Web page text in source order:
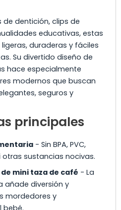
dentición, clips de
educativas, estas
duraderas y fáciles
Su divertido diseño de
hace especialmente
modernos que buscan
seguros y
principales
- Sin BPA, PVC,
sustancias nocivas.
mini taza de café - La
añade diversión y
mordedores y
bebé.